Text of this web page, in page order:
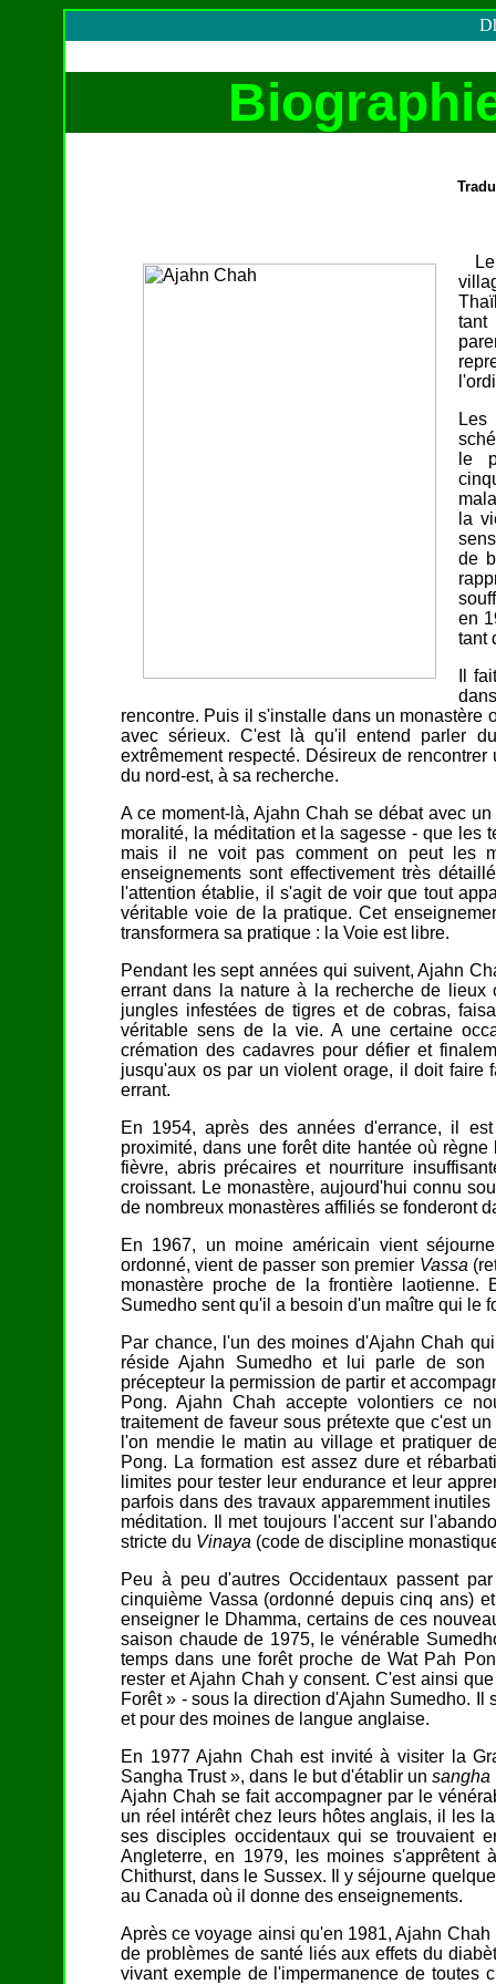
Le
tant
le
la
de
en
tant
Il
rencontre. Puis il s'installe dans un
avec sérieux. C'est là qu'il entend parler
extrêmement respecté. Désireux de
du nord-est, à sa recherche.
A ce moment-là, Ajahn Chah se débat avec
moralité, la méditation et la sagesse - que les
mais il ne voit pas comment on peut les
enseignements sont effectivement très
l'attention établie, il s'agit de voir que tout
véritable voie de la pratique. Cet
transformera sa pratique : la Voie est libre.
Pendant les sept années qui suivent, Ajahn
errant dans la nature à la recherche de
jungles infestées de tigres et de cobras,
véritable sens de la vie. A une certaine
crémation des cadavres pour défier et
jusqu'aux os par un violent orage, il doit faire
errant.
En 1954, après des années d'errance, il
proximité, dans une forêt dite hantée où
fièvre, abris précaires et nourriture
croissant. Le monastère, aujourd'hui connu
de nombreux monastères affiliés se fonderont
En 1967, un moine américain vient
ordonné, vient de passer son premier Vassa
monastère proche de la frontière
Sumedho sent qu'il a besoin d'un maître qui le
Par chance, l'un des moines d'Ajahn Chah
réside Ajahn Sumedho et lui parle de son
précepteur la permission de partir et
Pong. Ajahn Chah accepte volontiers ce
traitement de faveur sous prétexte que c'est
l'on mendie le matin au village et pratiquer
Pong. La formation est assez dure et
limites pour tester leur endurance et leur
parfois dans des travaux apparemment
méditation. Il met toujours l'accent sur
stricte du Vinaya (code de discipline
Peu à peu d'autres Occidentaux passent
cinquième Vassa (ordonné depuis cinq ans)
enseigner le Dhamma, certains de ces
saison chaude de 1975, le vénérable
temps dans une forêt proche de Wat Pah
rester et Ajahn Chah y consent. C'est ainsi
Forêt » - sous la direction d'Ajahn Sumedho.
et pour des moines de langue anglaise.
En 1977 Ajahn Chah est invité à visiter la
Sangha Trust », dans le but d'établir unsangha
Ajahn Chah se fait accompagner par le
un réel intérêt chez leurs hôtes anglais, il les
ses disciples occidentaux qui se trouvaient
Angleterre, en 1979, les moines s'apprêtent
Chithurst, dans le Sussex. Il y séjourne
au Canada où il donne des enseignements.
Après ce voyage ainsi qu'en 1981, Ajahn
de problèmes de santé liés aux effets du
vivant exemple de l'impermanence de toutes